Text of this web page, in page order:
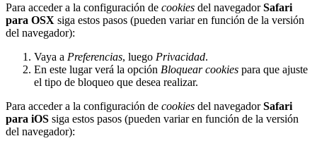
Para acceder a la configuración de cookies del navegadorSafari
para OSX siga estos pasos (pueden variar en función de la versión
del navegador):
Vaya a Preferencias, luego Privacidad.
En este lugar verá la opción Bloquear cookies para que ajuste
el tipo de bloqueo que desea realizar.
Para acceder a la configuración de cookies del navegadorSafari
para iOS siga estos pasos (pueden variar en función de la versión
del navegador):